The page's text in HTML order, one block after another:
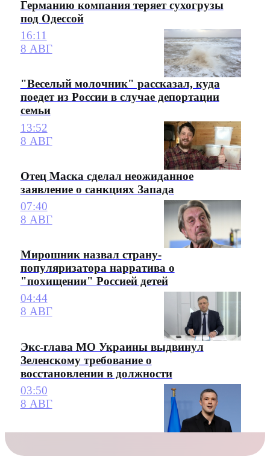
Германию компания теряет сухогрузы
под Одессой
16:11
8 АВГ
"Веселый молочник" рассказал, куда
поедет из России в случае депортации
семьи
13:52
8 АВГ
Отец Маска сделал неожиданное
заявление о санкциях Запада
07:40
8 АВГ
Мирошник назвал страну-
популяризатора нарратива о
"похищении" Россией детей
04:44
8 АВГ
Экс-глава МО Украины выдвинул
Зеленскому требование о
восстановлении в должности
03:50
8 АВГ